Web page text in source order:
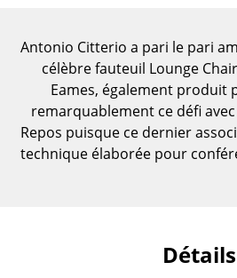
Caissons roulants et
Meubles de bar
Garde-robes
Petits rangements
Antonio Citterio a pari le pari
célèbre fauteuil Lounge
Eames, également produit
remarquablement ce défi
Repos puisque ce dernier
technique élaborée pour
Détails